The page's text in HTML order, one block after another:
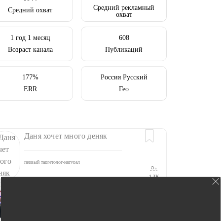
Средний охват
Средний рекламный
охват
1 год 1 месяц
Возраст канала
608
Публикаций
177%
ERR
Россия Русский
Гео
Даня хочет много деняк
первый таргетолог-натурал
1.3K